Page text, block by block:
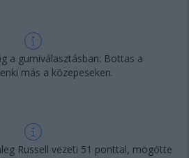
a gumiválasztásban: Bottas a
más a közepeseken.
Russell vezeti 51 ponttal, mögötte